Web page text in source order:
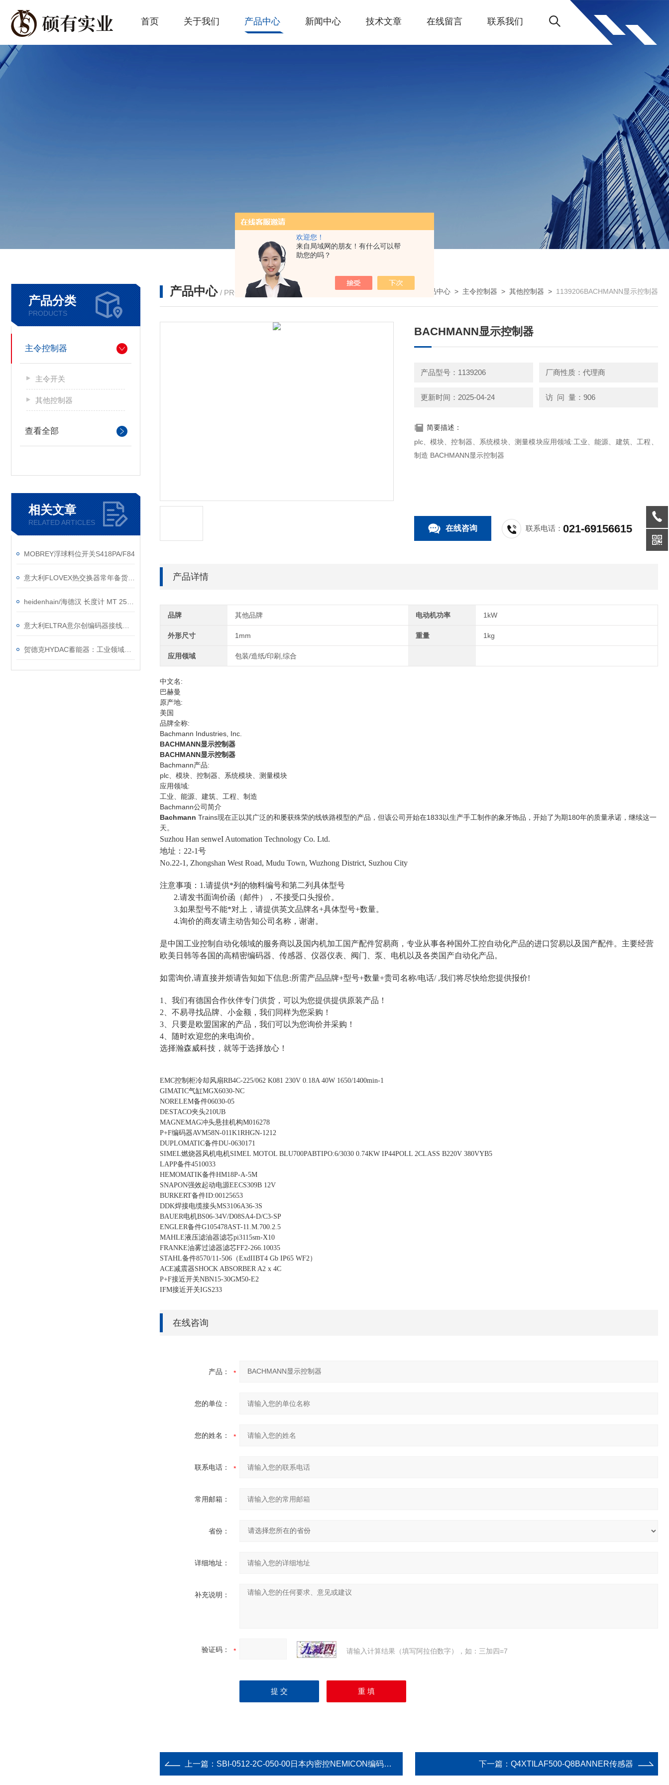
欢迎您！
来自局域网的朋友！有什么可以帮
助您的吗？
首页 关于我们 产品中心 新闻中心 技术文章 在线留言 联系我们
产品分类
PRODUCTS
主令控制器
主令开关
其他控制器
查看全部
相关文章
RELATED ARTICLES
MOBREY浮球料位开关S418PA/F84
产品中心 / PRODUCTS 我的位置：首页> 产品中心 > 主令控制器 > 其他控制器 > 1139206BACHMANN显示控制器
BACHMANN显示控制器
产品型号：1139206 厂商性质：代理商
更新时间：2025-04-24 访 问 量：906
简要描述：
plc、模块、控制器、系统模块、测量模块应用领域:工业、能源、建筑、工程、
制造 BACHMANN显示控制器
在线咨询 联系电话：021-69156615
产品详情
品牌 其他品牌 电动机功率 1kW
外形尺寸 1mm 重量 1kg
应用领域 包装/造纸/印刷,综合
中文名:
巴赫曼
原产地:
美国
品牌全称:
Bachmann Industries, Inc.
BACHMANN显示控制器
BACHMANN显示控制器
Bachmann产品:
plc、模块、控制器、系统模块、测量模块
应用领域:
工业、能源、建筑、工程、制造
Bachmann公司简介
Bachmann Trains现在正以其广泛的和屡获殊荣的线铁路模型的产品，但该公司开始在1833以生产手工制作的象牙饰品，开始了为期180年的质量承诺，继续这一
天。
Suzhou Han senweI Automation Technology Co. Ltd.
地址：22-1号
No.22-1, Zhongshan West Road, Mudu Town, Wuzhong District, Suzhou City
注意事项：1.请提供*列的物料编号和第二列具体型号
2.请发书面询价函（邮件），不接受口头报价。
3.如果型号不能*对上，请提供英文品牌名+具体型号+数量。
4.询价的商友请主动告知公司名称，谢谢。
是中国工业控制自动化领域的服务商以及国内机加工国产配件贸易商 ，专业从事各种国外工控自动化产品的进口贸易 以及国产配件。主要经营
欧美日韩等各国的高精密编码器、传感器、仪器仪表、阀门、泵、电机以及各类国产自动化产品。
如需询价,请直接并烦请告知如下信息:所需产品品牌+型号+数量+贵司名称/电话/ ,我们将尽快给您提供报价!
1、我们有德国合作伙伴专门供货，可以为您提供提供原装产品！
2、不易寻找品牌、小金额，我们同样为您采购！
3、只要是欧盟国家的产品，我们可以为您询价并采购！
4、随时欢迎您的来电询价。
选择瀚森威科技 ， 就等于选择放心！
EMC控制柜冷却风扇RB4C-225/062 K081 230V 0.18A 40W 1650/1400min-1
GIMATIC气缸MGX6030-NC
NORELEM备件06030-05
DESTACO夹头210UB
MAGNEMAG冲头悬挂机构M016278
P+F编码器AVM58N-011K1RHGN-1212
DUPLOMATIC备件DU-0630171
SIMEL燃烧器风机电机SIMEL MOTOL BLU700PABTIPO:6/3030 0.74KW IP44POLL 2CLASS B220V 380VYB5
LAPP备件4510033
HEMOMATIK备件HM18P-A-5M
SNAPON强效起动电源EECS309B 12V
BURKERT备件ID:00125653
DDK焊接电缆接头MS3106A36-3S
BAUER电机BS06-34V/D08SA4-D/C3-SP
ENGLER备件G105478AST-11.M.700.2.5
MAHLE液压滤油器滤芯pi3115sm-X10
FRANKE油雾过滤器滤芯FF2-266.10035
STAHL备件8570/11-506（ExdIIBT4 Gb IP65 WF2）
ACE减震器SHOCK ABSORBER A2 x 4C
P+F接近开关NBN15-30GM50-E2
IFM接近开关IGS233
在线咨询
产品：
您的单位：
您的姓名：
联系电话：
常用邮箱：
省份：
详细地址：
补充说明：
验证码： 请输入计算结果（填写阿拉伯数字），如：三加四=7
上一篇： SBI-0512-2C-050-00日本内密控NEMICON编码器秋季大量到货 下一篇： Q4XTILAF500-Q8BANNER传感器